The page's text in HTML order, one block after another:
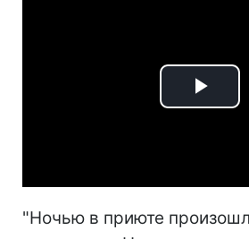
Play
"Ночью в приюте